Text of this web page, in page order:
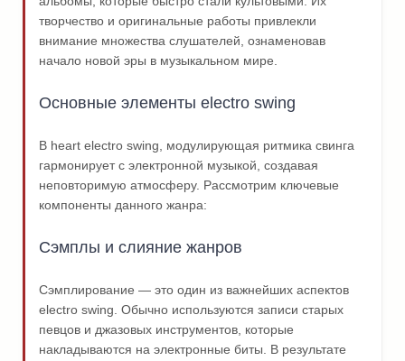
творчество и оригинальные работы привлекли
внимание множества слушателей, ознаменовав
начало новой эры в музыкальном мире.
Основные элементы electro swing
В heart electro swing, модулирующая ритмика свинга
гармонирует с электронной музыкой, создавая
неповторимую атмосферу. Рассмотрим ключевые
компоненты данного жанра:
Сэмплы и слияние жанров
Сэмплирование — это один из важнейших аспектов
electro swing. Обычно используются записи старых
певцов и джазовых инструментов, которые
накладываются на электронные биты. В результате